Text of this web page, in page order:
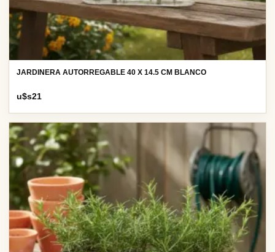
JARDINERA AUTORREGABLE 40 X 14.5 CM BLANCO
u$s21